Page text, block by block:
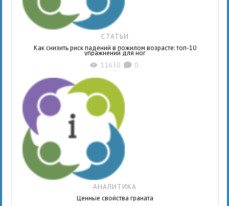
СТАТЬИ
Как снизить риск падений в пожилом возрасте: топ-10
упражнений для ног
X 11630 K 0
АНАЛИТИКА
Ценные свойства граната